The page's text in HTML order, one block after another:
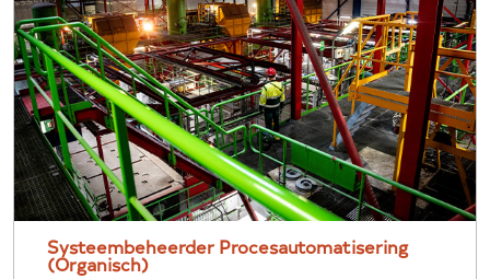
Systeembeheerder Procesautomatisering
(Organisch)